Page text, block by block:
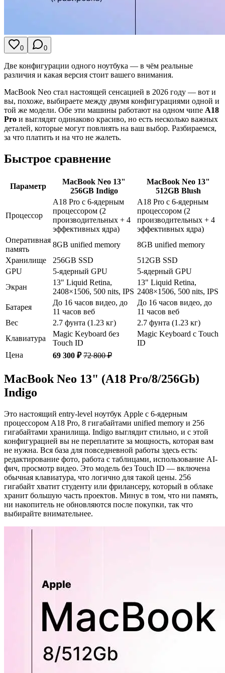
0 0
Две конфигурации одного ноутбука — в чём реальные
различия и какая версия стоит вашего внимания.
MacBook Neo стал настоящей сенсацией в 2026 году — вот и
вы, похоже, выбираете между двумя конфигурациями одной и
той же модели. Обе эти машины работают на одном чипе A18
Pro и выглядят одинаково красиво, но есть несколько важных
деталей, которые могут повлиять на ваш выбор. Разбираемся,
за что платить и на что не жалеть.
Быстрое сравнение
Параметр
MacBook Neo 13"
256GB Indigo
MacBook Neo 13"
512GB Blush
Процессор
A18 Pro с 6-ядерным
процессором (2
производительных + 4
эффективных ядра)
A18 Pro с 6-ядерным
процессором (2
производительных + 4
эффективных ядра)
Оперативная
память
8GB unified memory
8GB unified memory
Хранилище
256GB SSD
512GB SSD
GPU
5-ядерный GPU
5-ядерный GPU
Экран
13" Liquid Retina,
2408×1506, 500 nits, IPS
13" Liquid Retina,
2408×1506, 500 nits, IPS
Батарея
До 16 часов видео, до
11 часов веб
До 16 часов видео, до
11 часов веб
Вес
2.7 фунта (1.23 кг)
2.7 фунта (1.23 кг)
Клавиатура
Magic Keyboard без
Touch ID
Magic Keyboard с Touch
ID
Цена
69 300 ₽ 72 800 ₽
MacBook Neo 13" (A18 Pro/8/256Gb)
Indigo
Это настоящий entry-level ноутбук Apple с 6-ядерным
процессором A18 Pro, 8 гигабайтами unified memory и 256
гигабайтами хранилища. Indigo выглядит стильно, и с этой
конфигурацией вы не переплатите за мощность, которая вам
не нужна. Вся база для повседневной работы здесь есть:
редактирование фото, работа с таблицами, использование AI-
фич, просмотр видео. Это модель без Touch ID — включена
обычная клавиатура, что логично для такой цены. 256
гигабайт хватит студенту или фрилансеру, который в облаке
хранит большую часть проектов. Минус в том, что ни память,
ни накопитель не обновляются после покупки, так что
выбирайте внимательнее.